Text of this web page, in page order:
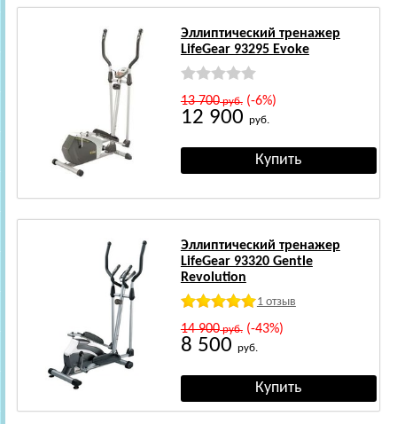
Эллиптический тренажер
LifeGear 93295 Evoke
13 700руб.(-6%)
12 900 руб.
Эллиптический тренажер
LifeGear 93320 Gentle
Revolution
1 отзыв
14 900руб.(-43%)
8 500 руб.